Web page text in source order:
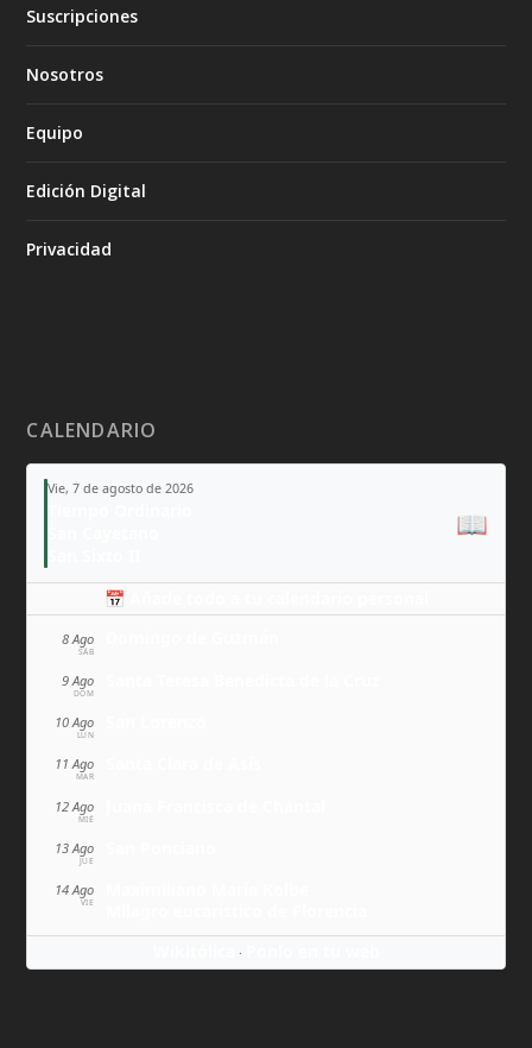
Suscripciones
Nosotros
Equipo
Edición Digital
Privacidad
CALENDARIO
Vie, 7 de agosto de 2026
📖
📅 Añade todo a tu calendario personal
8 Ago
SÁB
9 Ago
DOM
10 Ago
LUN
11 Ago
MAR
12 Ago
MIÉ
13 Ago
JUE
14 Ago
VIE
·